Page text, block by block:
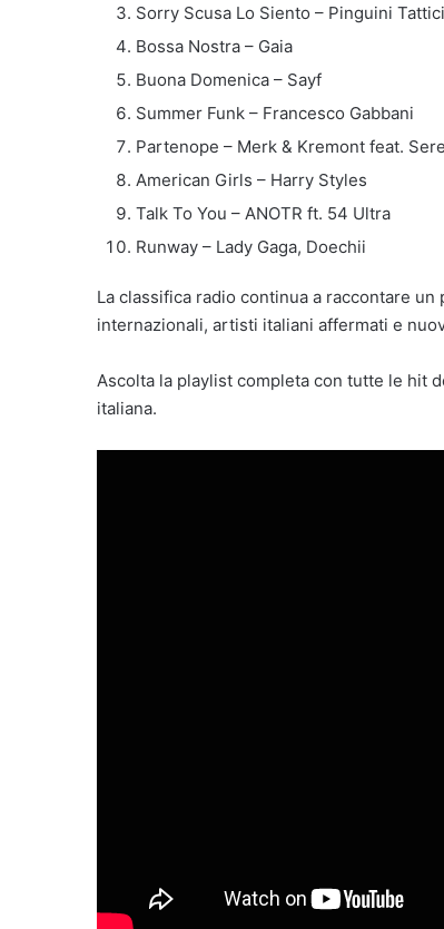
Sorry Scusa Lo Siento – Pinguini
Bossa Nostra – Gaia
Buona Domenica – Sayf
Summer Funk – Francesco Gabbani
Partenope – Merk & Kremont feat.
American Girls – Harry Styles
Talk To You – ANOTR ft. 54 Ultra
Runway – Lady Gaga, Doechii
La classifica radio continua a raccontare
internazionali, artisti italiani affermati e
Ascolta la playlist completa con tutte le hit
italiana.